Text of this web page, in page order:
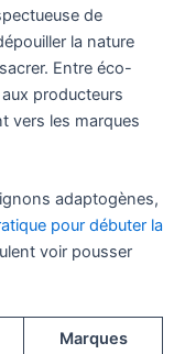
de
la nature
Entre éco-
producteurs
vers les marques
adaptogènes,
pour débuter la
voir pousser
Marques